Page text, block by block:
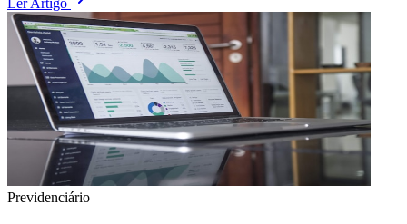
Ler Artigo
Previdenciário